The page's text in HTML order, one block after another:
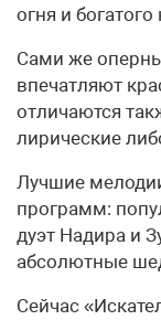
огня и
Сами же
впечатляют
отличаются
лирические
Лучшие
программ:
дуэт Надира и
абсолютные
Сейчас